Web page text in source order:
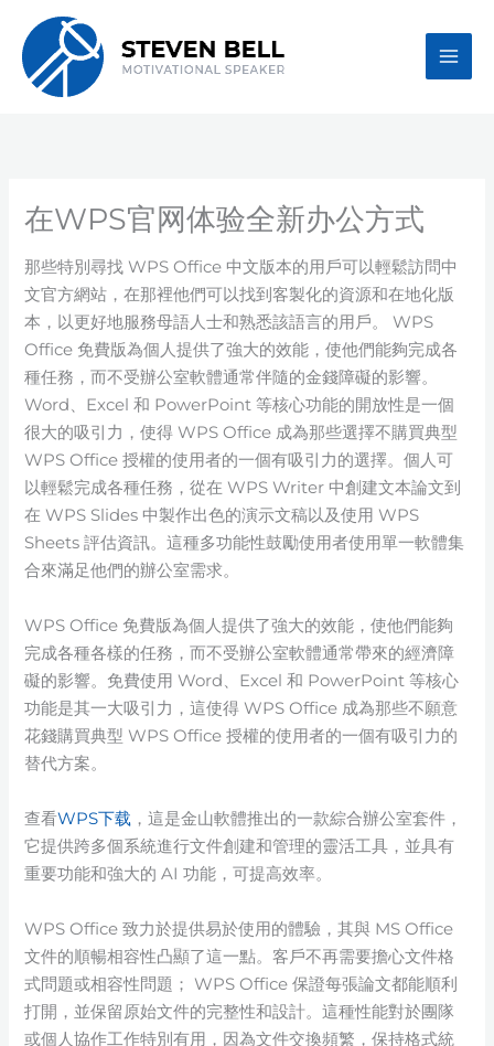
content
在WPS官网体验全新办公方式
那些特別尋找 WPS Office 中文版本的用戶可以輕鬆訪問中
文官方網站，在那裡他們可以找到客製化的資源和在地化版
本，以更好地服務母語人士和熟悉該語言的用戶。 WPS
Office 免費版為個人提供了強大的效能，使他們能夠完成各
種任務，而不受辦公室軟體通常伴隨的金錢障礙的影響。
Word、Excel 和 PowerPoint 等核心功能的開放性是一個
很大的吸引力，使得 WPS Office 成為那些選擇不購買典型
WPS Office 授權的使用者的一個有吸引力的選擇。個人可
以輕鬆完成各種任務，從在 WPS Writer 中創建文本論文到
在 WPS Slides 中製作出色的演示文稿以及使用 WPS
Sheets 評估資訊。這種多功能性鼓勵使用者使用單一軟體集
合來滿足他們的辦公室需求。
WPS Office 免費版為個人提供了強大的效能，使他們能夠
完成各種各樣的任務，而不受辦公室軟體通常帶來的經濟障
礙的影響。免費使用 Word、Excel 和 PowerPoint 等核心
功能是其一大吸引力，這使得 WPS Office 成為那些不願意
花錢購買典型 WPS Office 授權的使用者的一個有吸引力的
替代方案。
查看WPS下载 ，這是金山軟體推出的一款綜合辦公室套件，
它提供跨多個系統進行文件創建和管理的靈活工具，並具有
重要功能和強大的 AI 功能，可提高效率。
WPS Office 致力於提供易於使用的體驗，其與 MS Office
文件的順暢相容性凸顯了這一點。客戶不再需要擔心文件格
式問題或相容性問題； WPS Office 保證每張論文都能順利
打開，並保留原始文件的完整性和設計。這種性能對於團隊
或個人協作工作特別有用，因為文件交換頻繁，保持格式統